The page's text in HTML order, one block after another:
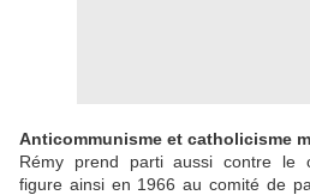
Anticommunisme et catholicisme
Rémy prend parti aussi contre le
figure ainsi en 1966 au comité de